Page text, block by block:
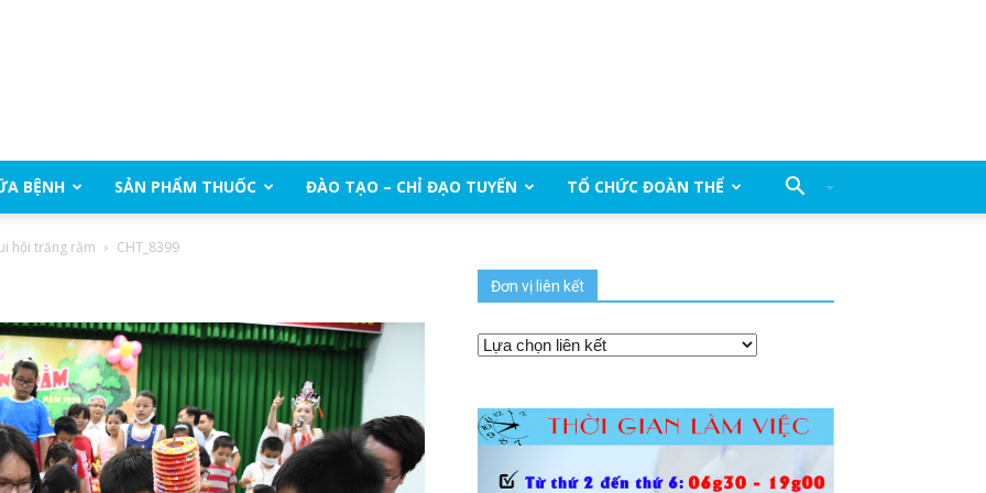
BỆNH SẢN PHẨM THUỐC ĐÀO TẠO – CHỈ ĐẠO TUYẾN TỔ CHỨC ĐOÀN THỂ
hội trăng rằm CHT_8399
Đơn vị liên kết